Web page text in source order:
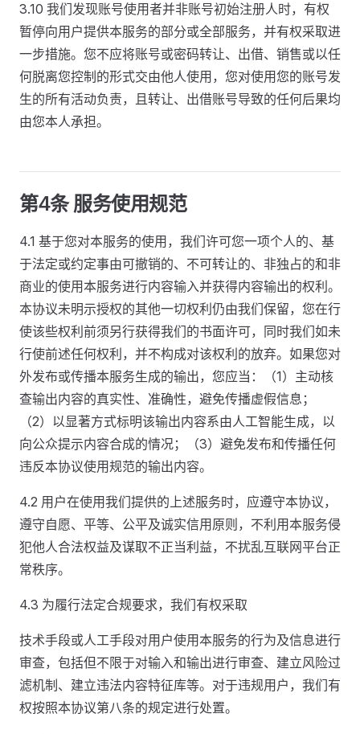
3.10 我们发现账号使用者并非账号初始注册人时，有权
暂停向用户提供本服务的部分或全部服务，并有权采取进
一步措施。您不应将账号或密码转让、出借、销售或以任
何脱离您控制的形式交由他人使用，您对使用您的账号发
生的所有活动负责，且转让、出借账号导致的任何后果均
由您本人承担。
第4条 服务使用规范
4.1 基于您对本服务的使用，我们许可您一项个人的、基
于法定或约定事由可撤销的、不可转让的、非独占的和非
商业的使用本服务进行内容输入并获得内容输出的权利。
本协议未明示授权的其他一切权利仍由我们保留，您在行
使该些权利前须另行获得我们的书面许可，同时我们如未
行使前述任何权利，并不构成对该权利的放弃。如果您对
外发布或传播本服务生成的输出，您应当：（1）主动核
查输出内容的真实性、准确性，避免传播虚假信息；
（2）以显著方式标明该输出内容系由人工智能生成，以
向公众提示内容合成的情况；（3）避免发布和传播任何
违反本协议使用规范的输出内容。
4.2 用户在使用我们提供的上述服务时，应遵守本协议，
遵守自愿、平等、公平及诚实信用原则，不利用本服务侵
犯他人合法权益及谋取不正当利益，不扰乱互联网平台正
常秩序。
4.3 为履行法定合规要求，我们有权采取
技术手段或人工手段对用户使用本服务的行为及信息进行
审查，包括但不限于对输入和输出进行审查、建立风险过
滤机制、建立违法内容特征库等。对于违规用户，我们有
权按照本协议第八条的规定进行处置。